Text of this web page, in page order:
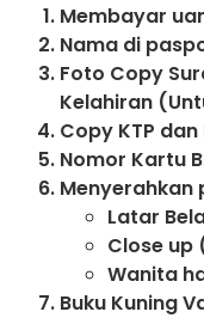
Membayar
Nama di
Foto Copy
Kelahiran
Copy KTP dan
Nomor Kartu
Latar
Close up
Wanita
Buku Kuning